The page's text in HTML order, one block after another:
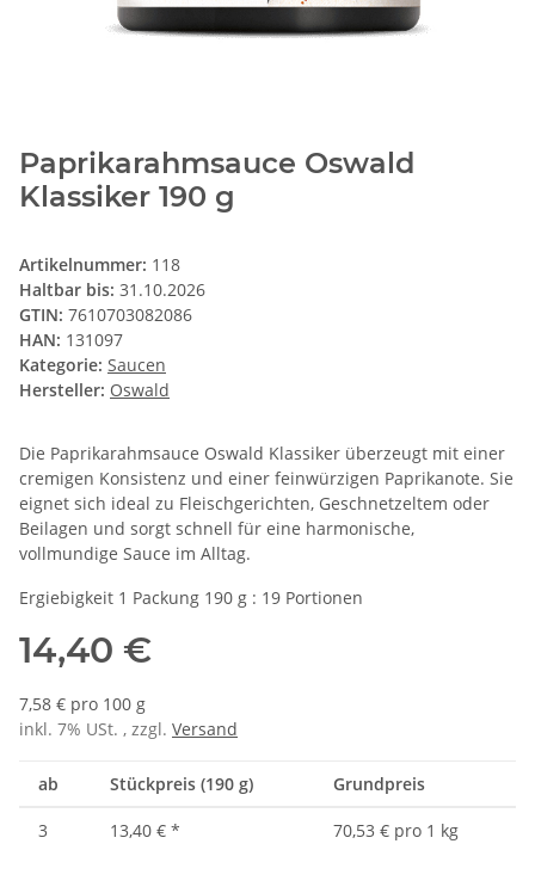
Paprikarahmsauce Oswald
Klassiker 190 g
Artikelnummer: 118
Haltbar bis: 31.10.2026
GTIN: 7610703082086
HAN: 131097
Kategorie: Saucen
Hersteller: Oswald
Die Paprikarahmsauce Oswald Klassiker überzeugt mit einer
cremigen Konsistenz und einer feinwürzigen Paprikanote. Sie
eignet sich ideal zu Fleischgerichten, Geschnetzeltem oder
Beilagen und sorgt schnell für eine harmonische,
vollmundige Sauce im Alltag.
Ergiebigkeit 1 Packung 190 g : 19 Portionen
14,40 €
7,58 € pro 100 g
inkl. 7% USt. , zzgl. Versand
ab Stückpreis (190 g) Grundpreis
3 13,40 € * 70,53 € pro 1 kg